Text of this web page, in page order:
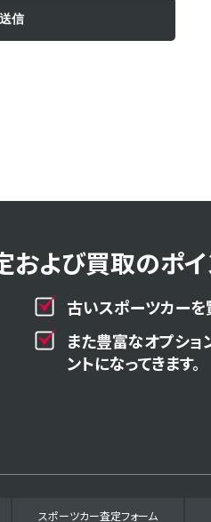
よび買取のポイ
古いスポーツカーを
また豊富なオプシ
ントになってきます。
スポーツカー査定フォーム